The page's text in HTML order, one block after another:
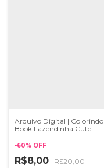
Arquivo Digital | Colorindo
Book Fazendinha Cute
-60% OFF
R$8,00 R$20,00